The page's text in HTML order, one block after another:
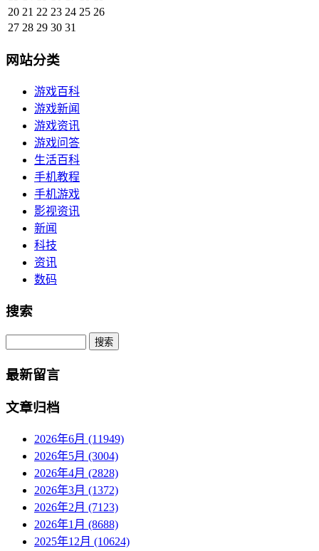
20 21 22 23 24 25 26
27 28 29 30 31
网站分类
游戏百科
游戏新闻
游戏资讯
游戏问答
生活百科
手机教程
手机游戏
影视资讯
新闻
科技
资讯
数码
搜索
Search
最新留言
文章归档
2026年6月 (11949)
2026年5月 (3004)
2026年4月 (2828)
2026年3月 (1372)
2026年2月 (7123)
2026年1月 (8688)
2025年12月 (10624)